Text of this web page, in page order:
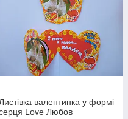
Листівка валентинка у формі
Love Любов